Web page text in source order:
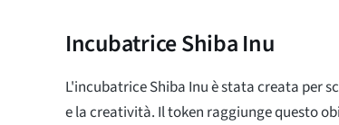
Incubatrice Shiba Inu
L'incubatrice Shiba Inu è stata creata per
e la creatività. Il token raggiunge questo